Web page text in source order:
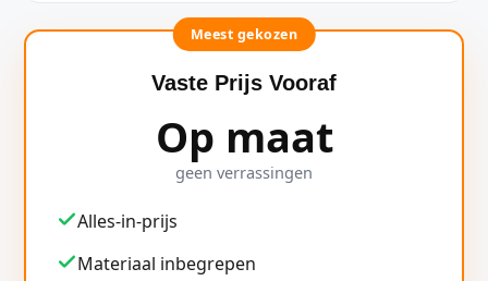
Meest gekozen
Vaste Prijs Vooraf
Op maat
geen verrassingen
Alles-in-prijs
Materiaal inbegrepen